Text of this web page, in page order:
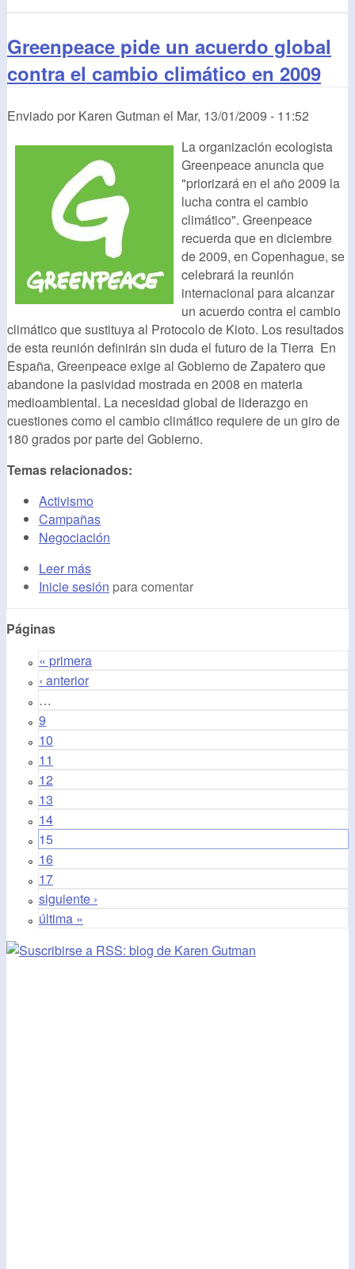
Greenpeace pide un acuerdo global
contra el cambio climático en 2009
Enviado por Karen Gutman el Mar, 13/01/2009 - 11:52
La organización ecologista
Greenpeace anuncia que
"priorizará en el año 2009 la
lucha contra el cambio
climático". Greenpeace
recuerda que en diciembre
de 2009, en Copenhague, se
celebrará la reunión
internacional para alcanzar
un acuerdo contra el cambio
climático que sustituya al Protocolo de Kioto. Los resultados
de esta reunión definirán sin duda el futuro de la Tierra En
España, Greenpeace exige al Gobierno de Zapatero que
abandone la pasividad mostrada en 2008 en materia
medioambiental. La necesidad global de liderazgo en
cuestiones como el cambio climático requiere de un giro de
180 grados por parte del Gobierno.
Temas relacionados:
Activismo
Campañas
Negociación
Leer más
Inicie sesión para comentar
Páginas
« primera
‹ anterior
…
9
10
11
12
13
14
15
16
17
siguiente ›
última »